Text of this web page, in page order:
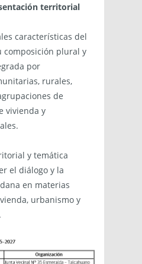
territorial
características del
composición plural y
por
rurales,
de
vivienda y
y temática
el diálogo y la
en materias
urbanismo y